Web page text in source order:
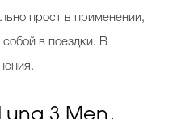
прост в применении,
в поездки. В
3 Men,